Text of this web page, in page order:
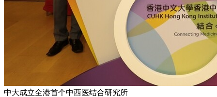
中大成立全港首个中西医结合研究所